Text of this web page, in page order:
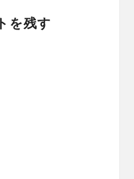
を残す